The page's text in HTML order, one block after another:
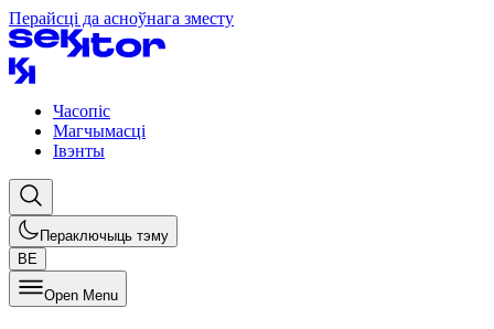
Перайсці да асноўнага зместу
Часопіс
Магчымасці
Івэнты
Пераключыць тэму
BE
Open Menu